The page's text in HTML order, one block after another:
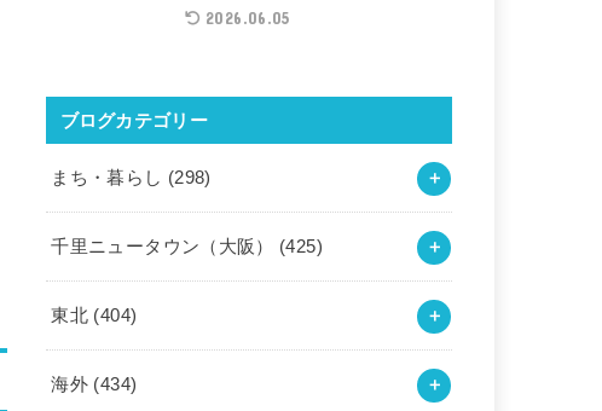
2026.06.05
ブログカテゴリー
まち・暮らし (298)
千里ニュータウン（大阪） (425)
東北 (404)
海外 (434)